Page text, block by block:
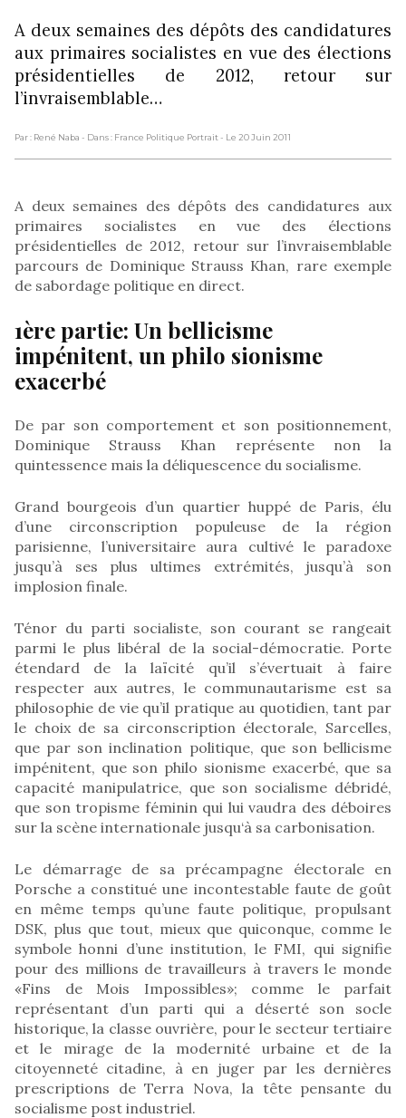
A deux semaines des dépôts des candidatures
aux primaires socialistes en vue des élections
présidentielles de 2012, retour sur
l’invraisemblable…
Par : René Naba - Dans : France Politique Portrait- Le 20 Juin 2011
A deux semaines des dépôts des candidatures aux
primaires socialistes en vue des élections
présidentielles de 2012, retour sur l’invraisemblable
parcours de Dominique Strauss Khan, rare exemple
de sabordage politique en direct.
1ère partie: Un bellicisme
impénitent, un philo sionisme
exacerbé
De par son comportement et son positionnement,
Dominique Strauss Khan représente non la
quintessence mais la déliquescence du socialisme.
Grand bourgeois d’un quartier huppé de Paris, élu
d’une circonscription populeuse de la région
parisienne, l’universitaire aura cultivé le paradoxe
jusqu’à ses plus ultimes extrémités, jusqu’à son
implosion finale.
Ténor du parti socialiste, son courant se rangeait
parmi le plus libéral de la social-démocratie. Porte
étendard de la laïcité qu’il s’évertuait à faire
respecter aux autres, le communautarisme est sa
philosophie de vie qu’il pratique au quotidien, tant par
le choix de sa circonscription électorale, Sarcelles,
que par son inclination politique, que son bellicisme
impénitent, que son philo sionisme exacerbé, que sa
capacité manipulatrice, que son socialisme débridé,
que son tropisme féminin qui lui vaudra des déboires
sur la scène internationale jusqu‘à sa carbonisation.
Le démarrage de sa précampagne électorale en
Porsche a constitué une incontestable faute de goût
en même temps qu’une faute politique, propulsant
DSK, plus que tout, mieux que quiconque, comme le
symbole honni d’une institution, le FMI, qui signifie
pour des millions de travailleurs à travers le monde
«Fins de Mois Impossibles»; comme le parfait
représentant d’un parti qui a déserté son socle
historique, la classe ouvrière, pour le secteur tertiaire
et le mirage de la modernité urbaine et de la
citoyenneté citadine, à en juger par les dernières
prescriptions de Terra Nova, la tête pensante du
socialisme post industriel.